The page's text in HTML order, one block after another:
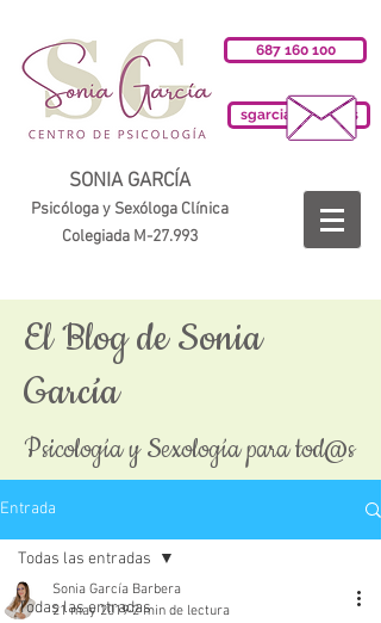
687 160 100
sgarciab@cop.es
SONIA GARCÍA
Psicóloga y Sexóloga Clínica
Colegiada M-27.993
El Blog de Sonia
García
Psicología y Sexología para tod@s
Entrada
Todas las entradas
Todas las entradas
Sonia García Barbera
21 may 2019 2 min de lectura